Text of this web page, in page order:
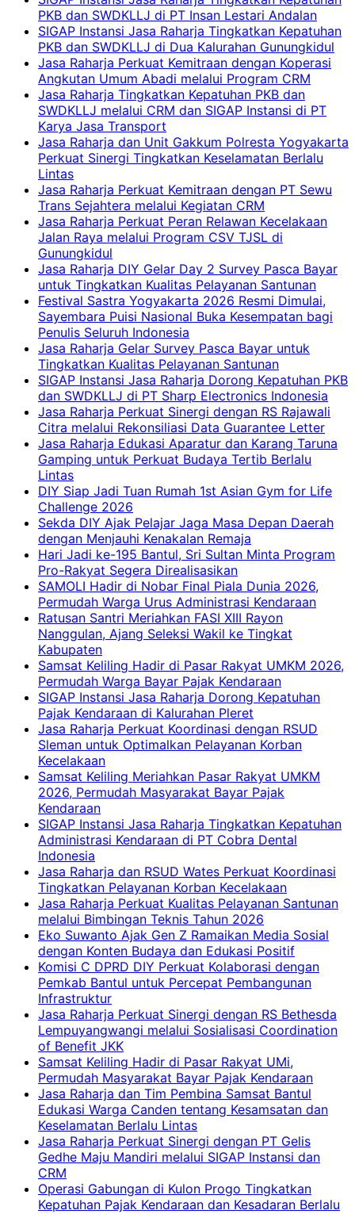
PKB dan SWDKLLJ di PT Insan Lestari Andalan
SIGAP Instansi Jasa Raharja Tingkatkan Kepatuhan
PKB dan SWDKLLJ di Dua Kalurahan Gunungkidul
Jasa Raharja Perkuat Kemitraan dengan Koperasi
Angkutan Umum Abadi melalui Program CRM
Jasa Raharja Tingkatkan Kepatuhan PKB dan
SWDKLLJ melalui CRM dan SIGAP Instansi di PT
Karya Jasa Transport
Jasa Raharja dan Unit Gakkum Polresta Yogyakarta
Perkuat Sinergi Tingkatkan Keselamatan Berlalu
Lintas
Jasa Raharja Perkuat Kemitraan dengan PT Sewu
Trans Sejahtera melalui Kegiatan CRM
Jasa Raharja Perkuat Peran Relawan Kecelakaan
Jalan Raya melalui Program CSV TJSL di
Gunungkidul
Jasa Raharja DIY Gelar Day 2 Survey Pasca Bayar
untuk Tingkatkan Kualitas Pelayanan Santunan
Festival Sastra Yogyakarta 2026 Resmi Dimulai,
Sayembara Puisi Nasional Buka Kesempatan bagi
Penulis Seluruh Indonesia
Jasa Raharja Gelar Survey Pasca Bayar untuk
Tingkatkan Kualitas Pelayanan Santunan
SIGAP Instansi Jasa Raharja Dorong Kepatuhan PKB
dan SWDKLLJ di PT Sharp Electronics Indonesia
Jasa Raharja Perkuat Sinergi dengan RS Rajawali
Citra melalui Rekonsiliasi Data Guarantee Letter
Jasa Raharja Edukasi Aparatur dan Karang Taruna
Gamping untuk Perkuat Budaya Tertib Berlalu
Lintas
DIY Siap Jadi Tuan Rumah 1st Asian Gym for Life
Challenge 2026
Sekda DIY Ajak Pelajar Jaga Masa Depan Daerah
dengan Menjauhi Kenakalan Remaja
Hari Jadi ke-195 Bantul, Sri Sultan Minta Program
Pro-Rakyat Segera Direalisasikan
SAMOLI Hadir di Nobar Final Piala Dunia 2026,
Permudah Warga Urus Administrasi Kendaraan
Ratusan Santri Meriahkan FASI XIII Rayon
Nanggulan, Ajang Seleksi Wakil ke Tingkat
Kabupaten
Samsat Keliling Hadir di Pasar Rakyat UMKM 2026,
Permudah Warga Bayar Pajak Kendaraan
SIGAP Instansi Jasa Raharja Dorong Kepatuhan
Pajak Kendaraan di Kalurahan Pleret
Jasa Raharja Perkuat Koordinasi dengan RSUD
Sleman untuk Optimalkan Pelayanan Korban
Kecelakaan
Samsat Keliling Meriahkan Pasar Rakyat UMKM
2026, Permudah Masyarakat Bayar Pajak
Kendaraan
SIGAP Instansi Jasa Raharja Tingkatkan Kepatuhan
Administrasi Kendaraan di PT Cobra Dental
Indonesia
Jasa Raharja dan RSUD Wates Perkuat Koordinasi
Tingkatkan Pelayanan Korban Kecelakaan
Jasa Raharja Perkuat Kualitas Pelayanan Santunan
melalui Bimbingan Teknis Tahun 2026
Eko Suwanto Ajak Gen Z Ramaikan Media Sosial
dengan Konten Budaya dan Edukasi Positif
Komisi C DPRD DIY Perkuat Kolaborasi dengan
Pemkab Bantul untuk Percepat Pembangunan
Infrastruktur
Jasa Raharja Perkuat Sinergi dengan RS Bethesda
Lempuyangwangi melalui Sosialisasi Coordination
of Benefit JKK
Samsat Keliling Hadir di Pasar Rakyat UMi,
Permudah Masyarakat Bayar Pajak Kendaraan
Jasa Raharja dan Tim Pembina Samsat Bantul
Edukasi Warga Canden tentang Kesamsatan dan
Keselamatan Berlalu Lintas
Jasa Raharja Perkuat Sinergi dengan PT Gelis
Gedhe Maju Mandiri melalui SIGAP Instansi dan
CRM
Operasi Gabungan di Kulon Progo Tingkatkan
Kepatuhan Pajak Kendaraan dan Kesadaran Berlalu